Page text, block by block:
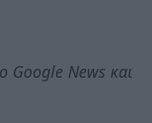
Google News και